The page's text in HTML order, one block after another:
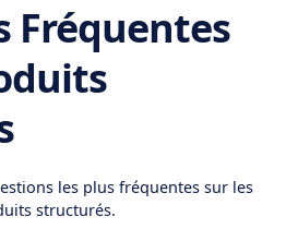
Fréquentes
les plus fréquentes sur les
structurés.